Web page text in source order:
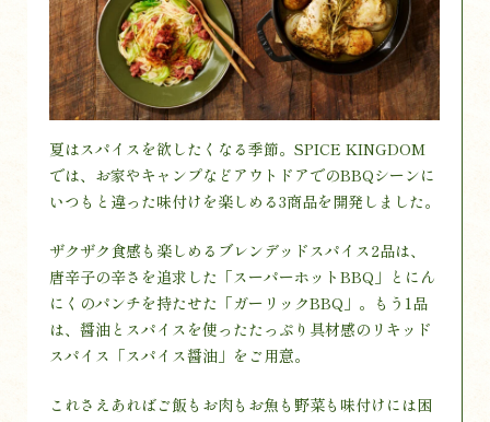
夏はスパイスを欲したくなる季節。SPICE KINGDOM
では、お家やキャンプなどアウトドアでのBBQシーンに
いつもと違った味付けを楽しめる3商品を開発しました。
ザクザク食感も楽しめるブレンデッドスパイス2品は、
唐辛子の辛さを追求した「スーパーホットBBQ」とにん
にくのパンチを持たせた「ガーリックBBQ」。もう1品
は、醤油とスパイスを使ったたっぷり具材感のリキッド
スパイス「スパイス醤油」をご用意。
これさえあればご飯もお肉もお魚も野菜も味付けには困